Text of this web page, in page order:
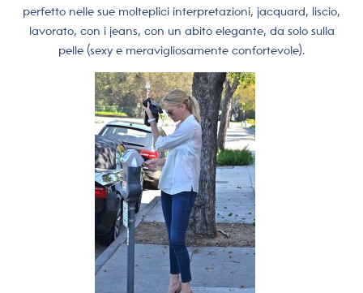
perfetto nelle sue molteplici interpretazioni, jacquard, liscio,
lavorato, con i jeans, con un abito elegante, da solo sulla
pelle (sexy e meravigliosamente confortevole).